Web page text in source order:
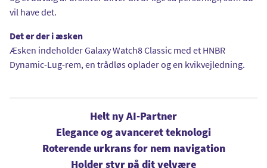
vil have det.
Det er der i æsken
Æsken indeholder Galaxy Watch8 Classic med et HNBR
Dynamic-Lug-rem, en trådløs oplader og en kvikvejledning.
Helt ny AI-Partner
Elegance og avanceret teknologi
Roterende urkrans for nem navigation
Holder styr på dit velvære